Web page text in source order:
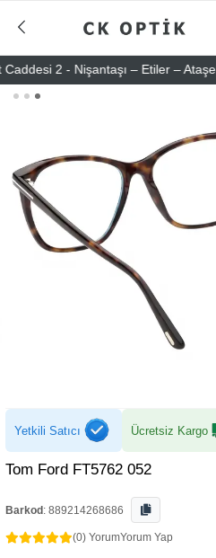
2 - Nişantaşı – Etiler – Ataşehir
Yetkili Satıcı Ücretsiz Kargo
Tom Ford FT5762 052
Barkod : 889214268686
(0) YorumYorum Yap